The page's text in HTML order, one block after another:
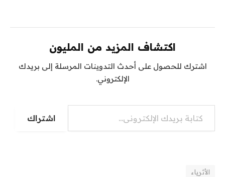
اكتشاف المزيد من المليون
اشترك للحصول على أحدث التدوينات المرسلة إلى بريدك
الإلكتروني.
كتابة بريدك الإلكتروني...
اشتراك
الأثرياء